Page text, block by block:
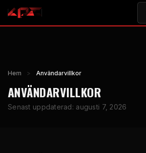
Hem > Användarvillkor
ANVÄNDARVILLKOR
Senast uppdaterad: augusti 7, 2026